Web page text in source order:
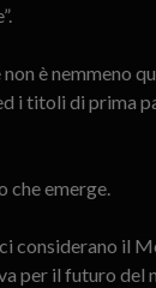
è nemmeno
i titoli di prima
che emerge.
considerano il
per il futuro del